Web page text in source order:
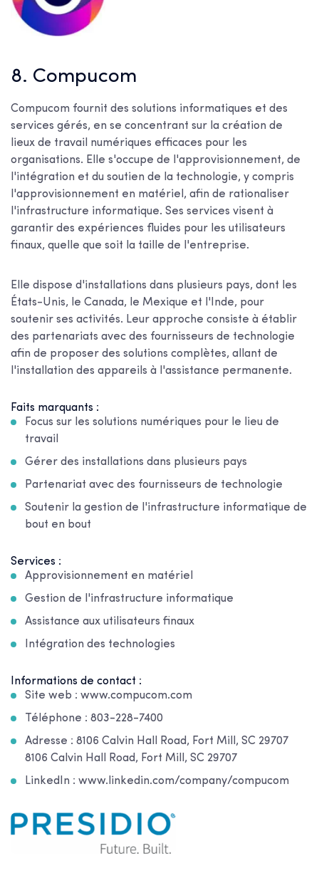
8. Compucom
Compucom fournit des solutions informatiques et des
services gérés, en se concentrant sur la création de
lieux de travail numériques efficaces pour les
organisations. Elle s'occupe de l'approvisionnement, de
l'intégration et du soutien de la technologie, y compris
l'approvisionnement en matériel, afin de rationaliser
l'infrastructure informatique. Ses services visent à
garantir des expériences fluides pour les utilisateurs
finaux, quelle que soit la taille de l'entreprise.
Elle dispose d'installations dans plusieurs pays, dont les
États-Unis, le Canada, le Mexique et l'Inde, pour
soutenir ses activités. Leur approche consiste à établir
des partenariats avec des fournisseurs de technologie
afin de proposer des solutions complètes, allant de
l'installation des appareils à l'assistance permanente.
Faits marquants :
Focus sur les solutions numériques pour le lieu de
travail
Gérer des installations dans plusieurs pays
Partenariat avec des fournisseurs de technologie
Soutenir la gestion de l'infrastructure informatique de
bout en bout
Services :
Approvisionnement en matériel
Gestion de l'infrastructure informatique
Assistance aux utilisateurs finaux
Intégration des technologies
Informations de contact :
Site web : www.compucom.com
Téléphone : 803-228-7400
Adresse : 8106 Calvin Hall Road, Fort Mill, SC 29707
8106 Calvin Hall Road, Fort Mill, SC 29707
LinkedIn : www.linkedin.com/company/compucom